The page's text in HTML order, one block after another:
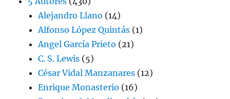
Alejandro Llano (14)
Alfonso López Quintás (1)
Angel García Prieto (21)
C. S. Lewis (5)
César Vidal Manzanares (12)
Enrique Monasterio (16)